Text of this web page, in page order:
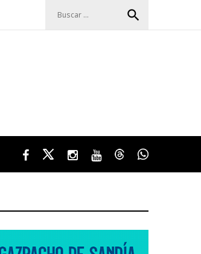
search
FacebookTwitterInstagramYoutubeThreadsWhatsApp